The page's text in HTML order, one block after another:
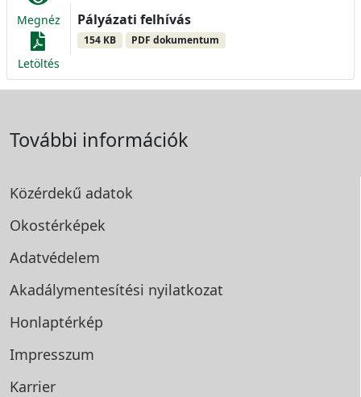
Megnéz
Letöltés
Pályázati felhívás
154 KB PDF dokumentum
További információk
Közérdekű adatok
Okostérképek
Adatvédelem
Akadálymentesítési nyilatkozat
Honlaptérkép
Impresszum
Karrier